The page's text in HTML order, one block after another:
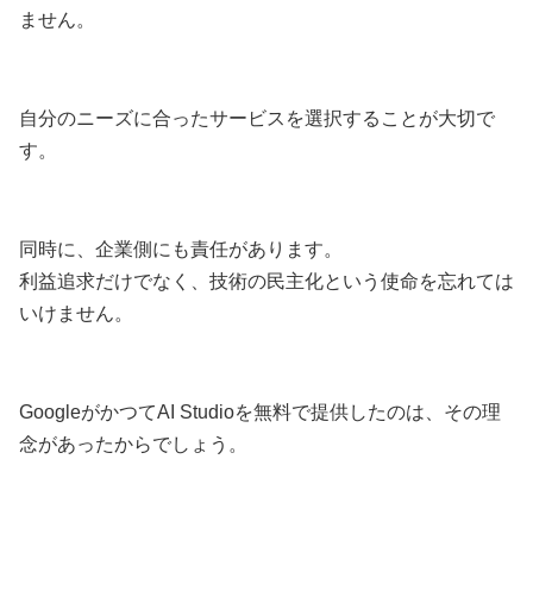
ません。
自分のニーズに合ったサービスを選択することが大切で
す。
同時に、企業側にも責任があります。
利益追求だけでなく、技術の民主化という使命を忘れては
いけません。
GoogleがかつてAI Studioを無料で提供したのは、その理
念があったからでしょう。